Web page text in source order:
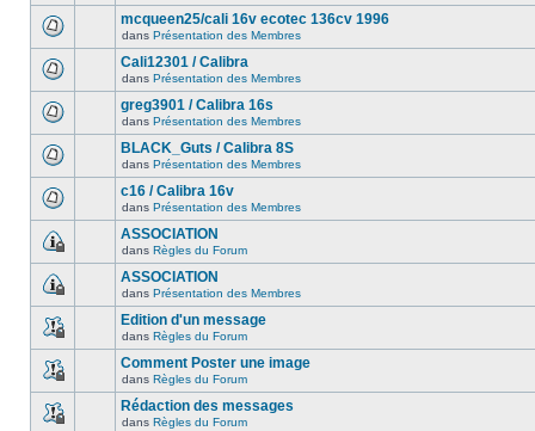
mcqueen25/cali 16v ecotec 136cv 1996
dans Présentation des Membres
Cali12301 / Calibra
dans Présentation des Membres
greg3901 / Calibra 16s
dans Présentation des Membres
BLACK_Guts / Calibra 8S
dans Présentation des Membres
c16 / Calibra 16v
dans Présentation des Membres
ASSOCIATION
dans Règles du Forum
ASSOCIATION
dans Présentation des Membres
Edition d'un message
dans Règles du Forum
Comment Poster une image
dans Règles du Forum
Rédaction des messages
dans Règles du Forum